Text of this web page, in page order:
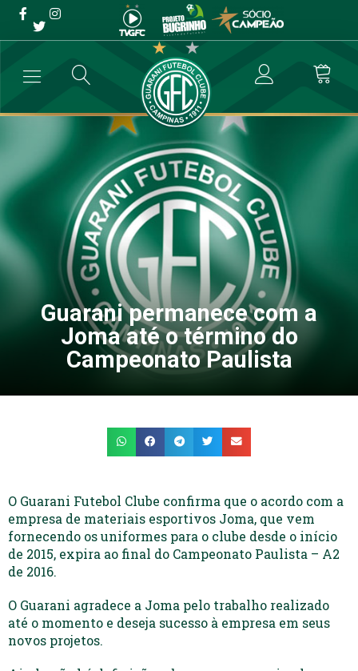
Guarani permanece com a
Joma até o término do
Campeonato Paulista
Destaque → Guarani permanece com a Joma até o término do
Guarani permanece com a
Joma até o término do
Campeonato Paulista
O Guarani Futebol Clube confirma que o acordo com a
empresa de materiais esportivos Joma, que vem
fornecendo os uniformes para o clube desde o início
de 2015, expira ao final do Campeonato Paulista – A2
de 2016.
O Guarani agradece a Joma pelo trabalho realizado
até o momento e deseja sucesso à empresa em seus
novos projetos.